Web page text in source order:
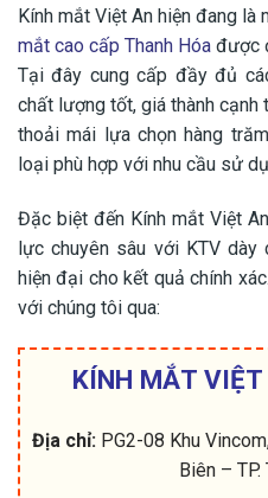
Kính mắt Việt An hiện đang là
mắt cao cấp Thanh Hóa được
Tại đây cung cấp đầy đủ
chất lượng tốt, giá thành cạnh
thoải mái lựa chọn hàng
loại phù hợp với nhu cầu sử
Đặc biệt đến Kính mắt Việt
lực chuyên sâu với KTV dày
hiện đại cho kết quả chính
với chúng tôi qua:
KÍNH MẮT
Địa chỉ:PG2-08 Khu
Biên – TP.